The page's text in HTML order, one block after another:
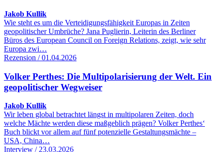
Jakob Kullik
Wie steht es um die Verteidigungsfähigkeit Europas in Zeiten
geopolitischer Umbrüche? Jana Puglierin, Leiterin des Berliner
Büros des European Council on Foreign Relations, zeigt, wie sehr
Europa zwi…
Rezension / 01.04.2026
Volker Perthes: Die Multipolarisierung der Welt. Ein
geopolitischer Wegweiser
Jakob Kullik
Wir leben global betrachtet längst in multipolaren Zeiten, doch
welche Mächte werden diese maßgeblich prägen? Volker Perthes‘
Buch blickt vor allem auf fünf potenzielle Gestaltungsmächte –
USA, China…
Interview / 23.03.2026